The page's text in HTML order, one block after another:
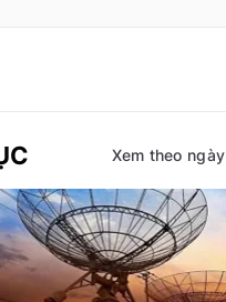
Xem theo ngày